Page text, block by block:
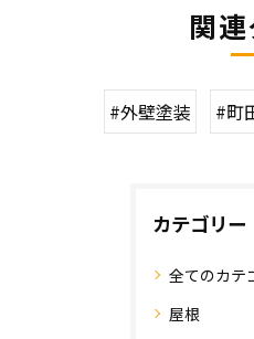
関
#外壁塗装 #町
カテゴリー
全てのカテ
屋根